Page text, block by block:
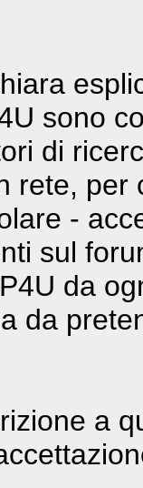
sono
di
rete, per
-
sul
da
da
a